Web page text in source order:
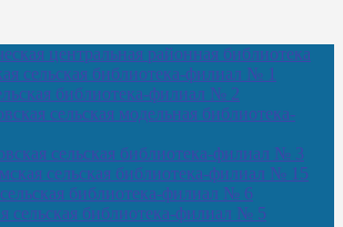
центральная районная библиотека
сельская библиотека-филиал № 1
библиотека-филиал № 2
сельская модельная библиотека-
сельская библиотека-филиал № 3
сельская библиотека-филиал № 15
библиотека-филиал № 6
сельская библиотека-филиал № 5